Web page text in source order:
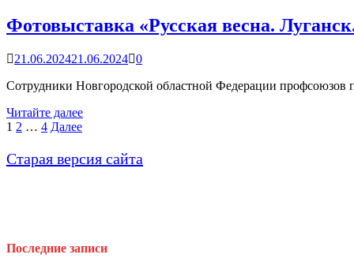
Фотовыставка «Русская весна.
21.06.202421.06.2024 0
Сотрудники Новгородской областной Федерации
Фотовыставка
«Русская
Луганск.
2014:Даты,
Читайте далее
Пагинация
записей
1 2 … 4 Далее
Старая версия сайта
Последние записи